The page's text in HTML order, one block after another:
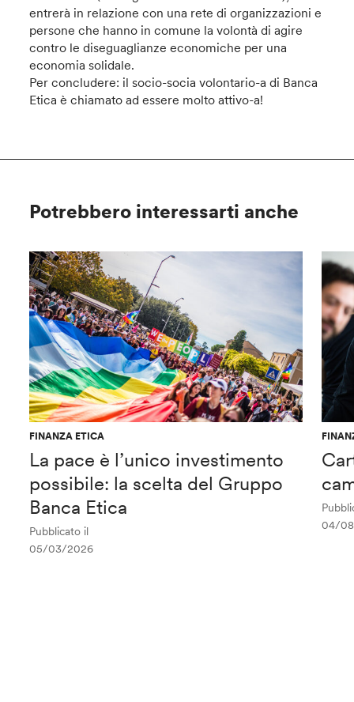
entrerà in relazione con una rete di organizzazioni e
persone che hanno in comune la volontà di agire
contro le diseguaglianze economiche per una
economia solidale.
Per concludere: il socio-socia volontario-a di Banca
Etica è chiamato ad essere molto attivo-a!
Potrebbero interessarti anche
FINANZA ETICA
La pace è l’unico investimento
possibile: la scelta del Gruppo
Banca Etica
Pubblicato il
05/03/2026
04/